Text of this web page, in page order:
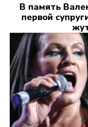
В память
первой